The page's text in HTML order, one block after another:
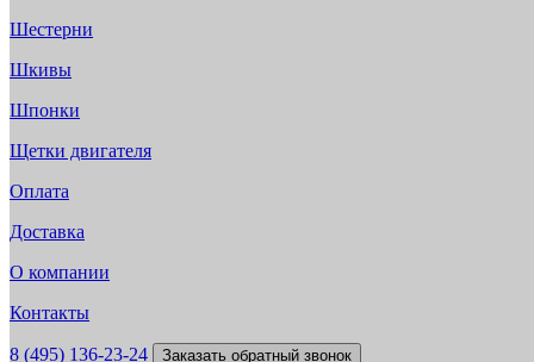
Шестерни
Шкивы
Шпонки
Щетки двигателя
Оплата
Доставка
О компании
Контакты
8 (495) 136-23-24 Заказать обратный звонок